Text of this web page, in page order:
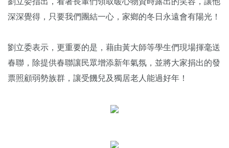
深深覺得，只要我們團結一心，家鄉的冬日永遠會有陽光！
劉立委表示，更重要的是，藉由黃大師等學生們現場揮毫送
春聯，除提供春聯讓民眾增添新年氣氛，並將大家捐出的發
票照顧弱勢族群，讓受饑兒及獨居老人能過好年！